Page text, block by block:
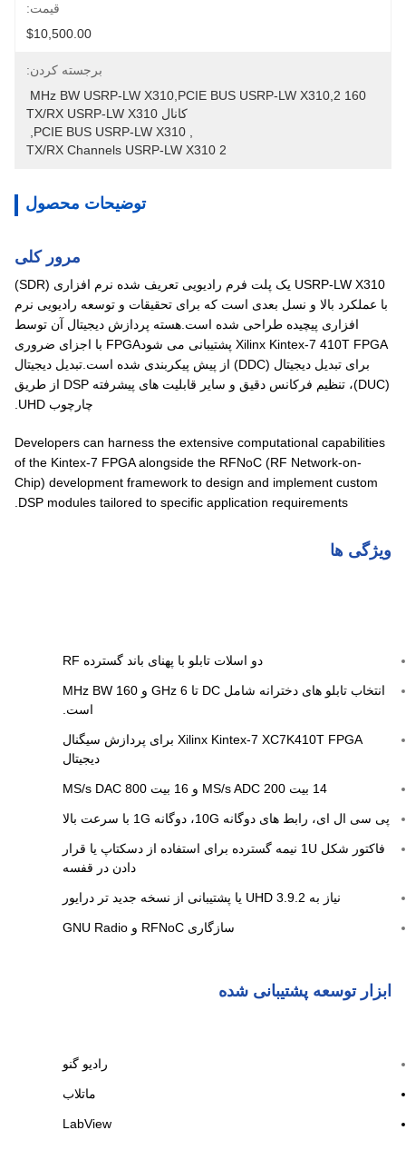
قیمت:
$10,500.00
برجسته کردن:
کانال TX/RX USRP-LW X310
PCIE BUS USRP-LW X310
2 TX/RX Channels USRP-LW X310
توضیحات محصول
مرور کلی
USRP-LW X310 یک پلت فرم رادیویی تعریف شده نرم افزاری (SDR)
با عملکرد بالا و نسل بعدی است که برای تحقیقات و توسعه رادیویی نرم
افزاری پیچیده طراحی شده است.هسته پردازش دیجیتال آن توسط
Xilinx Kintex-7 410T FPGA پشتیبانی می شودFPGA با اجزای ضروری
برای تبدیل دیجیتال (DDC) از پیش پیکربندی شده است.تبدیل دیجیتال
(DUC)، تنظیم فرکانس دقیق و سایر قابلیت های پیشرفته DSP از طریق
چارچوب UHD.
Developers can harness the extensive computational capabilities
of the Kintex-7 FPGA alongside the RFNoC (RF Network-on-
Chip) development framework to design and implement custom
DSP modules tailored to specific application requirements.
ویژگی ها
دو اسلات تابلو با پهنای باند گسترده RF
انتخاب تابلو های دخترانه شامل DC تا 6 GHz و 160 MHz BW
است.
Xilinx Kintex-7 XC7K410T FPGA برای پردازش سیگنال
دیجیتال
14 بیت 200 MS/s ADC و 16 بیت 800 MS/s DAC
پی سی ال ای، رابط های دوگانه 10G، دوگانه 1G با سرعت بالا
فاکتور شکل 1U نیمه گسترده برای استفاده از دسکتاپ یا قرار
دادن در قفسه
نیاز به UHD 3.9.2 یا پشتیبانی از نسخه جدید تر درایور
سازگاری RFNoC و GNU Radio
ابزار توسعه پشتیبانی شده
رادیو گنو
ماتلاب
LabView